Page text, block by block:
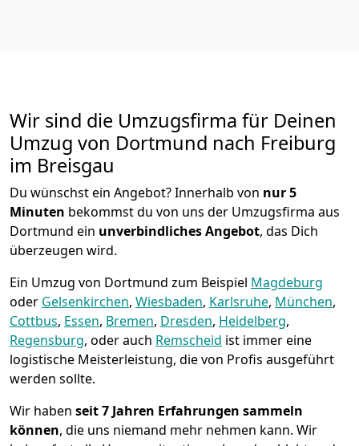
Wir sind die Umzugsfirma für Deinen
Umzug von Dortmund nach Freiburg
im Breisgau
Du wünschst ein Angebot? Innerhalb von nur 5
Minuten bekommst du von uns der Umzugsfirma aus
Dortmund ein unverbindliches Angebot, das Dich
überzeugen wird.
Ein Umzug von Dortmund zum Beispiel Magdeburg
oder Gelsenkirchen, Wiesbaden, Karlsruhe, München,
Cottbus, Essen, Bremen, Dresden, Heidelberg,
Regensburg, oder auch Remscheid ist immer eine
logistische Meisterleistung, die von Profis ausgeführt
werden sollte.
Wir haben seit7 Jahren Erfahrungen sammeln
können, die uns niemand mehr nehmen kann. Wir